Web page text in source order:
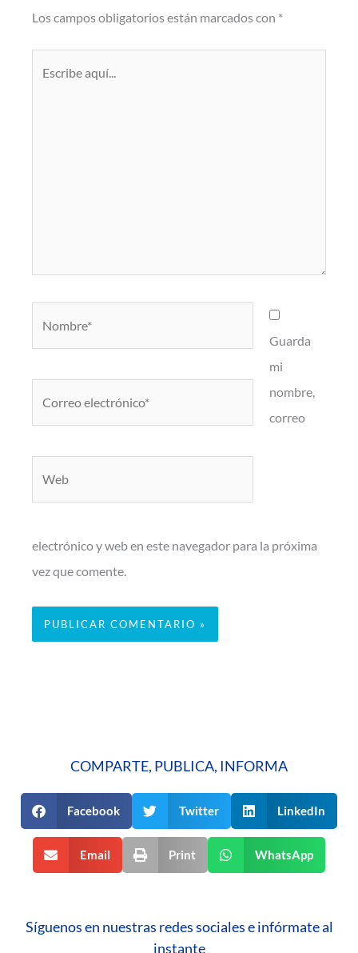
Los campos obligatorios están marcados con *
Guarda
mi
nombre,
correo
electrónico y web en este navegador para la próxima
vez que comente.
COMPARTE, PUBLICA, INFORMA
Facebook Twitter LinkedIn
Email Print WhatsApp
Síguenos en nuestras redes sociales e infórmate al
instante